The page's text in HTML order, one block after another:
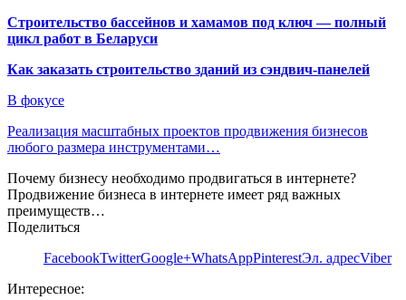
Строительство бассейнов и хамамов под ключ — полный
цикл работ в Беларуси
Как заказать строительство зданий из сэндвич-панелей
В фокусе
Реализация масштабных проектов продвижения бизнесов
любого размера инструментами…
Почему бизнесу необходимо продвигаться в интернете?
Продвижение бизнеса в интернете имеет ряд важных
преимуществ…
Поделиться
FacebookTwitterGoogle+WhatsAppPinterestЭл. адресViber
Интересное: